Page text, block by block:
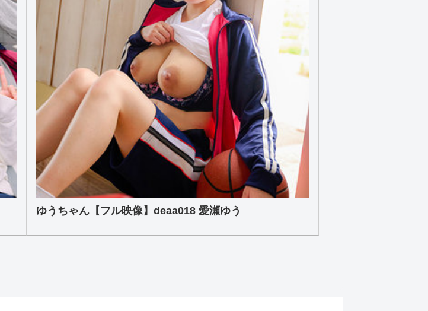
ゆうちゃん【フル映像】deaa018 愛瀬ゆう